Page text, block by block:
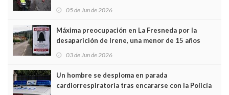
05 de Jun de 2026
Máxima preocupación en La Fresneda por la
desaparición de Irene, una menor de 15 años
03 de Jun de 2026
Un hombre se desploma en parada
cardiorrespiratoria tras encararse con la Policía